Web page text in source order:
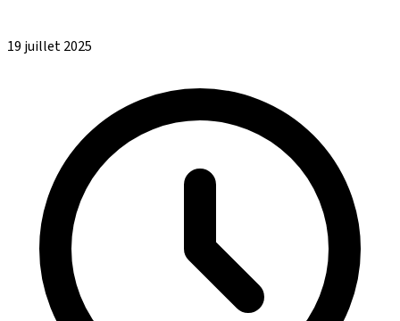
19 juillet 2025